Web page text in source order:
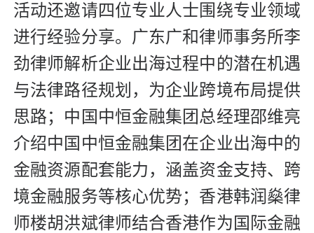
活动还邀请四位专业人士围绕专业领域
进行经验分享。广东广和律师事务所李
劲律师解析企业出海过程中的潜在机遇
与法律路径规划，为企业跨境布局提供
思路；中国中恒金融集团总经理邵维亮
介绍中国中恒金融集团在企业出海中的
金融资源配套能力，涵盖资金支持、跨
境金融服务等核心优势；香港韩润燊律
师楼胡洪斌律师结合香港作为国际金融